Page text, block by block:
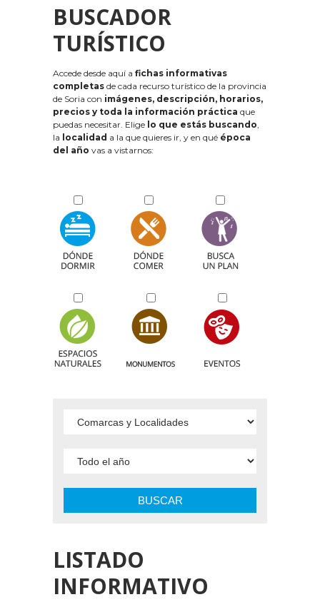
BUSCADOR
TURÍSTICO
Accede desde aquí a fichas informativas
completas de cada recurso turístico de la provincia
de Soria con imágenes, descripción, horarios,
precios y toda la información práctica que
puedas necesitar. Elige lo que estás buscando,
la localidad a la que quieres ir, y en qué época
del año vas a vistarnos:
BUSCAR
LISTADO
INFORMATIVO